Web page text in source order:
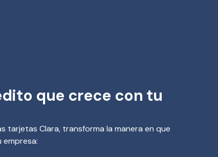
que crece con tu
tarjetas Clara, transforma la manera en que